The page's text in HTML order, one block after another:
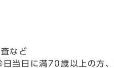
など
当日に満70歳以上の方